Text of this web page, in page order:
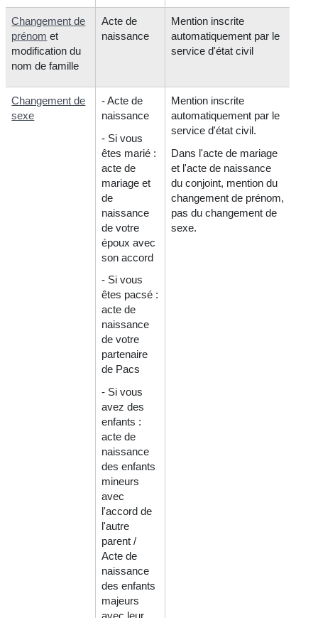
Changement de
prénom et
modification du
nom de famille
Acte de
naissance
Mention inscrite
automatiquement par le
service d'état civil
Changement de
sexe
- Acte de
naissance
- Si vous
êtes marié :
acte de
mariage et
de
naissance
de votre
époux avec
son accord
- Si vous
êtes pacsé :
acte de
naissance
de votre
partenaire
de Pacs
- Si vous
avez des
enfants :
acte de
naissance
des enfants
mineurs
avec
l'accord de
l'autre
parent /
Acte de
naissance
des enfants
majeurs
avec leur
Mention inscrite
automatiquement par le
service d'état civil.
Dans l'acte de mariage
et l'acte de naissance
du conjoint, mention du
changement de prénom,
pas du changement de
sexe.